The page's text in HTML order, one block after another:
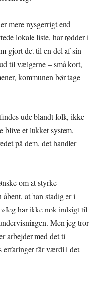
mere nysgerrigt end
lokale liste, har rødder i
gjort det til en del af sin
til vælgerne – små kort,
kommunen bør tage
ude blandt folk, ikke
blive et lukket system,
på dem, det handler
om at styrke
at han stadig er i
har ikke nok indsigt til
Men jeg tror
arbejder med det til
erfaringer får værdi i det